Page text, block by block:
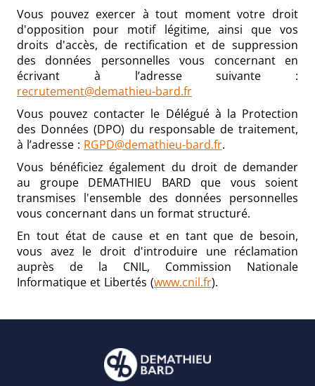
Vous pouvez exercer à tout moment votre droit
d'opposition pour motif légitime, ainsi que vos
droits d'accès, de rectification et de suppression
des données personnelles vous concernant en
écrivant à l’adresse suivante :
recrutement@demathieu-bard.fr
Vous pouvez contacter le Délégué à la Protection
des Données (DPO) du responsable de traitement,
à l’adresse : RGPD@demathieu-bard.fr.
Vous bénéficiez également du droit de demander
au groupe DEMATHIEU BARD que vous soient
transmises l'ensemble des données personnelles
vous concernant dans un format structuré.
En tout état de cause et en tant que de besoin,
vous avez le droit d'introduire une réclamation
auprès de la CNIL, Commission Nationale
Informatique et Libertés (www.cnil.fr).